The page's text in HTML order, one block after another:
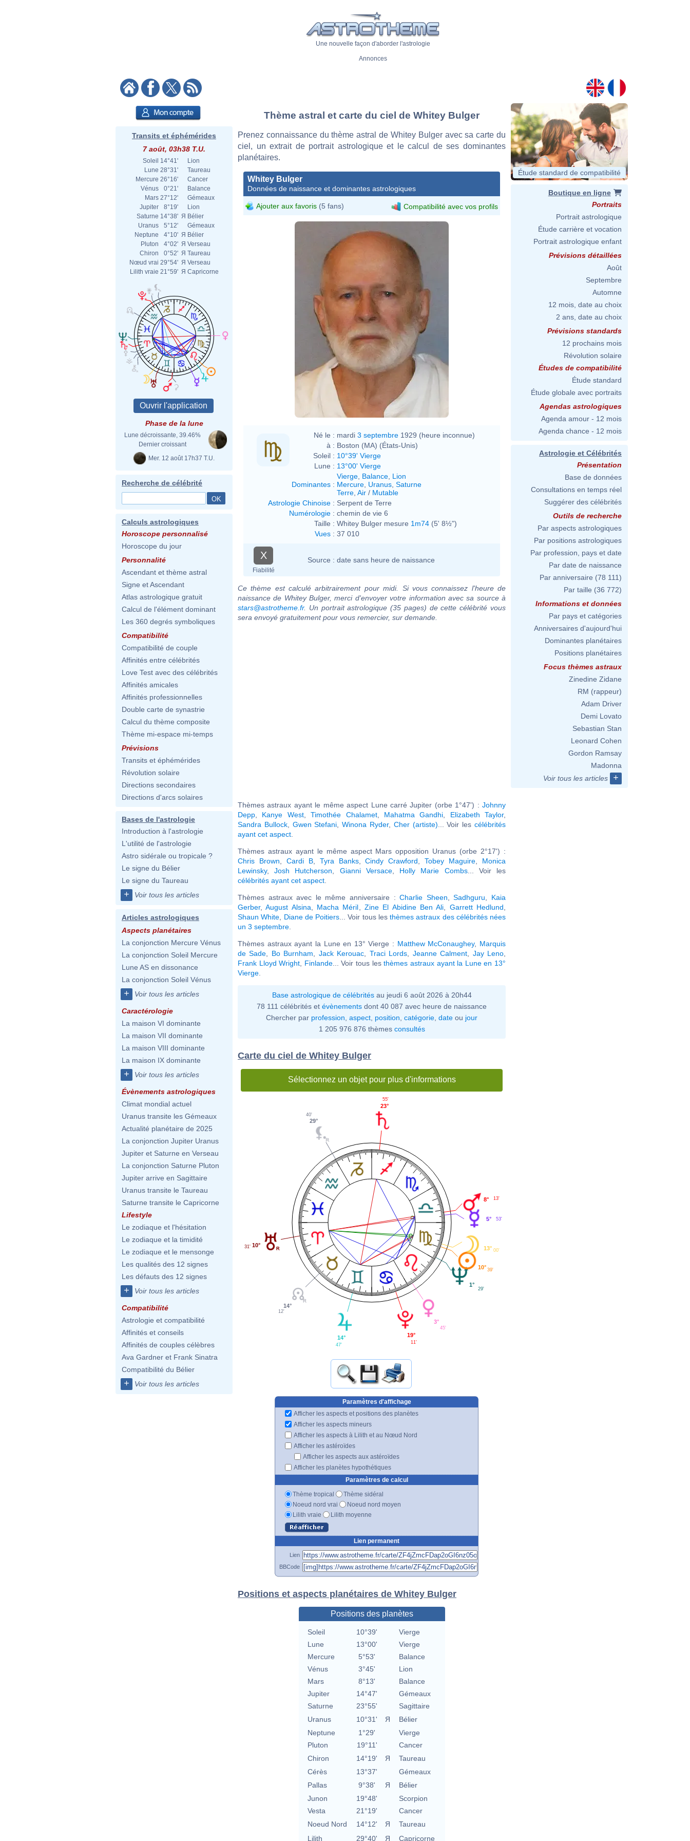
Une nouvelle façon d'aborder l'astrologie
Annonces
Transits et éphémérides
7 août, 03h38 T.U.
Soleil 14°41'
Lion
Lune 28°31'
Taureau
Mercure 26°16'
Cancer
Vénus
0°21'
Balance
Mars 27°12'
Gémeaux
Jupiter
8°19'
Lion
Saturne 14°38' Я Bélier
Uranus
5°12'
Gémeaux
Neptune
4°10' Я Bélier
Pluton
4°02' Я Verseau
Chiron
0°52' Я Taureau
Nœud vrai 29°54' Я Verseau
Lilith vraie 21°59' Я Capricorne
Phase de la lune
Lune décroissante, 39.46%
Dernier croissant
Mer. 12 août 17h37 T.U.
Recherche de célébrité
Calculs astrologiques
Horoscope personnalisé
Horoscope du jour
Personnalité
Ascendant et thème astral
Signe et Ascendant
Atlas astrologique gratuit
Calcul de l'élément dominant
Les 360 degrés symboliques
Compatibilité
Compatibilité de couple
Affinités entre célébrités
Love Test avec des célébrités
Affinités amicales
Affinités professionnelles
Double carte de synastrie
Calcul du thème composite
Thème mi-espace mi-temps
Prévisions
Transits et éphémérides
Révolution solaire
Directions secondaires
Directions d'arcs solaires
Bases de l'astrologie
Introduction à l'astrologie
L'utilité de l'astrologie
Astro sidérale ou tropicale ?
Le signe du Bélier
Le signe du Taureau
+ Voir tous les articles
Articles astrologiques
Aspects planétaires
La conjonction Mercure Vénus
La conjonction Soleil Mercure
Lune AS en dissonance
La conjonction Soleil Vénus
+ Voir tous les articles
Caractérologie
La maison VI dominante
La maison VII dominante
La maison VIII dominante
La maison IX dominante
+ Voir tous les articles
Évènements astrologiques
Climat mondial actuel
Uranus transite les Gémeaux
Actualité planétaire de 2025
La conjonction Jupiter Uranus
Jupiter et Saturne en Verseau
La conjonction Saturne Pluton
Jupiter arrive en Sagittaire
Uranus transite le Taureau
Saturne transite le Capricorne
Lifestyle
Le zodiaque et l'hésitation
Le zodiaque et la timidité
Le zodiaque et le mensonge
Les qualités des 12 signes
Les défauts des 12 signes
+ Voir tous les articles
Compatibilité
Astrologie et compatibilité
Affinités et conseils
Affinités de couples célèbres
Ava Gardner et Frank Sinatra
Compatibilité du Bélier
+ Voir tous les articles
Thème astral et carte du ciel de Whitey Bulger
Prenez connaissance du thème astral de Whitey Bulger avec sa carte du
ciel, un extrait de portrait astrologique et le calcul de ses dominantes
planétaires.
Whitey Bulger
Données de naissance et dominantes astrologiques
Ajouter aux favoris (5 fans) Compatibilité avec vos profils
Né le : mardi 3 septembre 1929 (heure inconnue)
à : Boston (MA) (États-Unis)
Soleil : 10°39' Vierge
Lune : 13°00' Vierge
Dominantes :
Vierge Balance Lion
Mercure Uranus Saturne
Terre Air / Mutable
Astrologie Chinoise : Serpent de Terre
Numérologie : chemin de vie 6
Taille : Whitey Bulger mesure 1m74 (5' 8½")
Vues : 37 010
X
Fiabilité
Source : date sans heure de naissance
Ce thème est calculé arbitrairement pour midi. Si vous connaissez l'heure de
naissance de Whitey Bulger, merci d'envoyer votre information avec sa source à
stars@astrotheme.fr. Un portrait astrologique (35 pages) de cette célébrité vous
sera envoyé gratuitement pour vous remercier, sur demande.
Thèmes astraux ayant le même aspect Lune carré Jupiter (orbe 1°47') : Johnny
Depp
Kanye West,Timothée Chalamet, Mahatma Gandhi Elizabeth Taylor,
Sandra Bullock, Gwen Stefani ,Winona Ryder, Cher (artiste) ... Voir lescélébrités
ayant cet aspect
Thèmes astraux ayant le même aspect Mars opposition Uranus (orbe 2°17') :
Chris Brown
Cardi B, Tyra Banks,Cindy Crawford ,Tobey Maguire
Monica
Lewinsky,Josh Hutcherson Gianni Versace, Holly Marie Combs... Voir les
célébrités ayant cet aspect
Thèmes astraux avec le même anniversaire :Charlie Sheen ,Sadhguru
Kaia
Gerber,August Alsina Macha Méril Zine El Abidine Ben Ali Garrett Hedlund
Shaun White
Diane de Poitiers ... Voir tous les thèmes astraux des célébrités nées
un 3 septembre
Thèmes astraux ayant la Lune en 13° Vierge : Matthew McConaughey, Marquis
de Sade
Bo Burnham Jack Kerouac Traci Lords Jeanne Calment Jay Leno
Frank Lloyd Wright
Finlande... Voir tous lesthèmes astraux ayant la Lune en 13°
Vierge
Base astrologique de célébritésau jeudi 6 août 2026 à 20h44
78 111 célébrités et évènements dont 40 087 avec heure de naissance
Chercher par profession aspect position catégorie date ou jour
1 205 976 876 thèmes consultés
Carte du ciel de Whitey Bulger
Sélectionnez un objet pour plus d'informations
5° 53'
8° 13'
23°
55'
29°
40'
10°
31'
14°
12'
14°
47'
19°
11'
3°
45'
1°
29'
10° 39'
13° 00'
Paramètres d'affichage
Afficher les aspects et positions des planètes
Afficher les aspects mineurs
Afficher les aspects à Lilith et au Nœud Nord
Afficher les astéroïdes
Afficher les aspects aux astéroïdes
Afficher les planètes hypothétiques
Paramètres de calcul
Thème tropical
Thème sidéral
Noeud nord vrai
Noeud nord moyen
Lilith vraie
Lilith moyenne
Lien permanent
Lien
BBCode
Positions et aspects planétaires de Whitey Bulger
Positions des planètes
Soleil 10°39'
Vierge
Lune
13°00'
Vierge
Mercure
5°53'
Balance
Vénus
3°45'
Lion
Mars
8°13'
Balance
Jupiter
14°47'
Gémeaux
Saturne
23°55'
Sagittaire
Uranus
10°31' Я
Bélier
Neptune
1°29'
Vierge
Pluton
19°11'
Cancer
Chiron
14°19' Я
Taureau
Cérès
13°37'
Gémeaux
Pallas
9°38' Я
Bélier
Junon
19°48'
Scorpion
Vesta
21°19'
Cancer
Noeud Nord
14°12' Я
Taureau
Lilith
29°40' Я Capricorne
Étude standard de compatibilité
Boutique en ligne
Portraits
Portrait astrologique
Étude carrière et vocation
Portrait astrologique enfant
Prévisions détaillées
Août
Septembre
Automne
12 mois, date au choix
2 ans, date au choix
Prévisions standards
12 prochains mois
Révolution solaire
Études de compatibilité
Étude standard
Étude globale avec portraits
Agendas astrologiques
Agenda amour - 12 mois
Agenda chance - 12 mois
Astrologie et Célébrités
Présentation
Base de données
Consultations en temps réel
Suggérer des célébrités
Outils de recherche
Par aspects astrologiques
Par positions astrologiques
Par profession, pays et date
Par date de naissance
Par anniversaire (78 111)
Par taille (36 772)
Informations et données
Par pays et catégories
Anniversaires d'aujourd'hui
Dominantes planétaires
Positions planétaires
Focus thèmes astraux
Zinedine Zidane
RM (rappeur)
Adam Driver
Demi Lovato
Sebastian Stan
Leonard Cohen
Gordon Ramsay
Madonna
Voir tous les articles
+